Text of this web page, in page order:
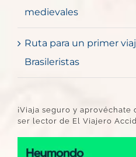
medievales
Ruta para un primer
Brasileristas
¡Viaja seguro y aprovéchate
ser lector de El Viajero